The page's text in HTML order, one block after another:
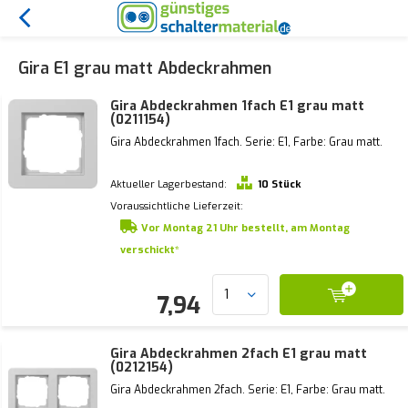
Gira E1 grau matt Abdeckrahmen
Gira Abdeckrahmen 1fach E1 grau matt
(0211154)
Gira Abdeckrahmen 1fach. Serie: E1, Farbe: Grau matt.
Aktueller Lagerbestand:
10 Stück
Voraussichtliche Lieferzeit:
Vor Montag 21 Uhr bestellt, am Montag
verschickt*
7,94
Gira Abdeckrahmen 2fach E1 grau matt
(0212154)
Gira Abdeckrahmen 2fach. Serie: E1, Farbe: Grau matt.